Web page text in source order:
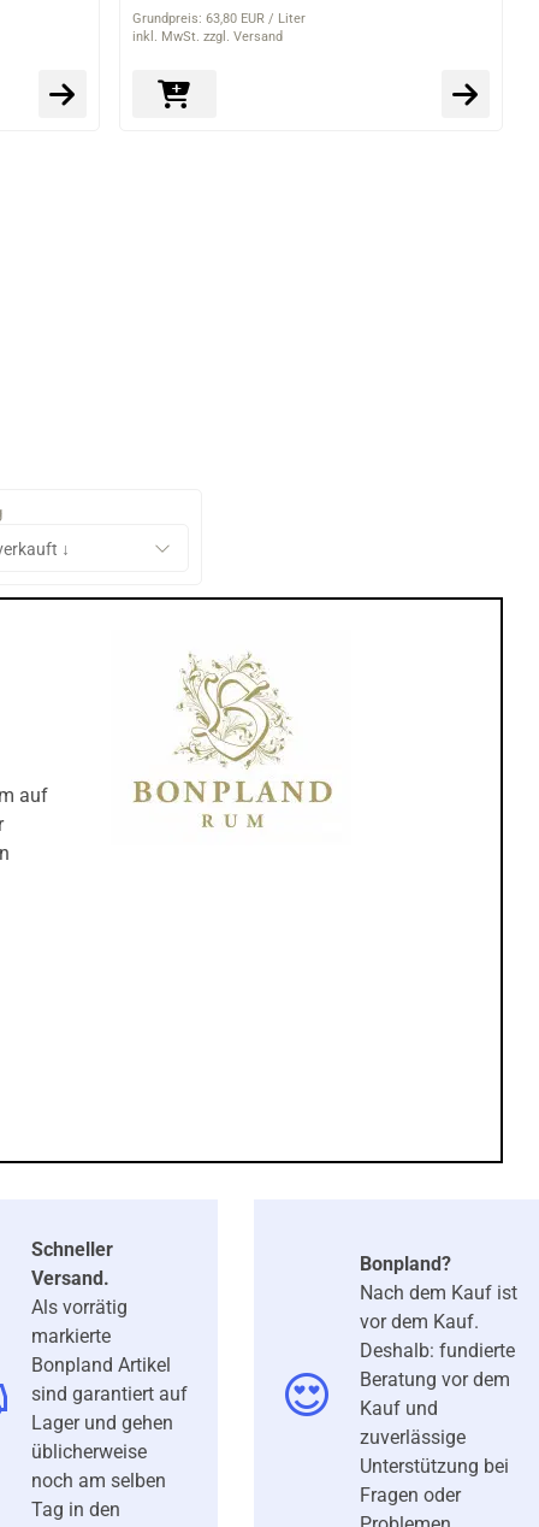
Grundpreis: 63,80 EUR / Liter
inkl. MwSt. zzgl. Versand
auf
Schneller
Versand.
Als vorrätig
markierte
Bonpland Artikel
sind garantiert auf
Lager und gehen
üblicherweise
noch am selben
Tag in den
Bonpland?
Nach dem Kauf ist
vor dem Kauf.
Deshalb: fundierte
Beratung vor dem
Kauf und
zuverlässige
Unterstützung bei
Fragen oder